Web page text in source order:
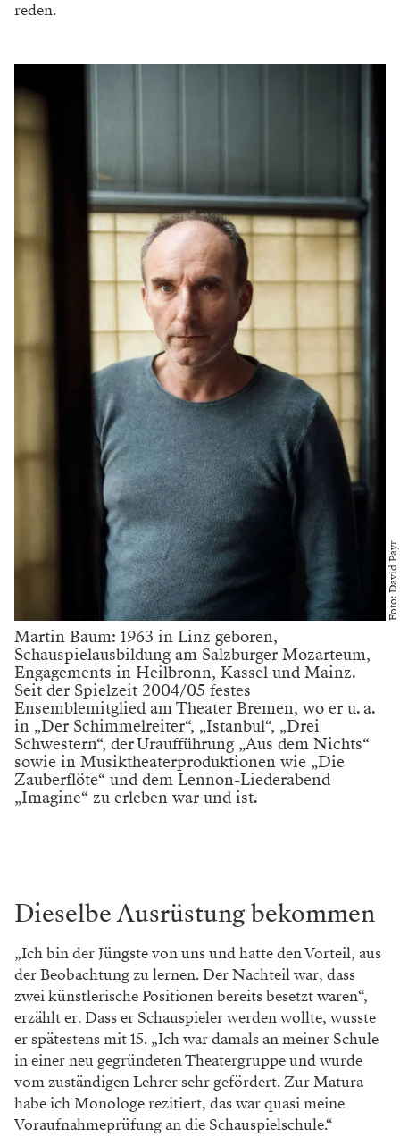
reden.
Foto: David Payr
Martin Baum: 1963 in Linz geboren,
Schauspielausbildung am Salzburger Mozarteum,
Engagements in Heilbronn, Kassel und Mainz.
Seit der Spielzeit 2004/05 festes
Ensemblemitglied am Theater Bremen, wo er u. a.
in „Der Schimmelreiter“, „Istanbul“, „Drei
Schwestern“, der Uraufführung „Aus dem Nichts“
sowie in Musiktheaterproduktionen wie „Die
Zauberflöte“ und dem Lennon-Liederabend
„Imagine“ zu erleben war und ist.
Dieselbe Ausrüstung bekommen
„Ich bin der Jüngste von uns und hatte den Vorteil, aus
der Beobachtung zu lernen. Der Nachteil war, dass
zwei künstlerische Positionen bereits besetzt waren“,
erzählt er. Dass er Schauspieler werden wollte, wusste
er spätestens mit 15. „Ich war damals an meiner Schule
in einer neu gegründeten Theatergruppe und wurde
vom zuständigen Lehrer sehr gefördert. Zur Matura
habe ich Monologe rezitiert, das war quasi meine
Voraufnahmeprüfung an die Schauspielschule.“